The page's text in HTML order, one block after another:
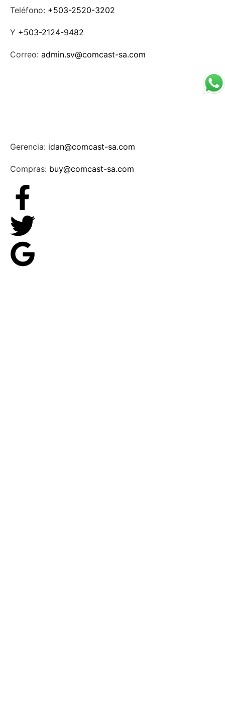
Teléfono: +503-2520-3202
Y +503-2124-9482
Correo: admin.sv@comcast-sa.com
Gerencia: idan@comcast-sa.com
Compras: buy@comcast-sa.com